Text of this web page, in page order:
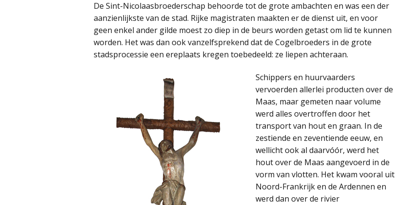
De Sint-Nicolaasbroederschap behoorde tot de grote ambachten en was een der
aanzienlijkste van de stad. Rijke magistraten maakten er de dienst uit, en voor
geen enkel ander gilde moest zo diep in de beurs worden getast om lid te kunnen
worden. Het was dan ook vanzelfsprekend dat de Cogelbroeders in de grote
stadsprocessie een ereplaats kregen toebedeeld: ze liepen achteraan.
Schippers en huurvaarders
vervoerden allerlei producten over de
Maas, maar gemeten naar volume
werd alles overtroffen door het
transport van hout en graan. In de
zestiende en zeventiende eeuw, en
wellicht ook al daarvóór, werd het
hout over de Maas aangevoerd in de
vorm van vlotten. Het kwam vooral uit
Noord-Frankrijk en de Ardennen en
werd dan over de rivier